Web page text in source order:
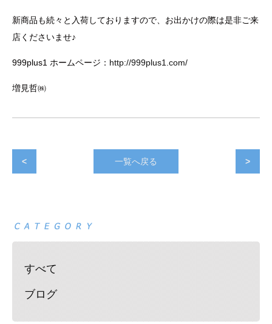
新商品も続々と入荷しておりますので、お出かけの際は是非ご来
店くださいませ♪
999plus1 ホームページ： http://999plus1.com/
増見哲㈱
< 一覧へ戻る >
すべて
ブログ